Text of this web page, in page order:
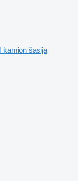
kamion šasija